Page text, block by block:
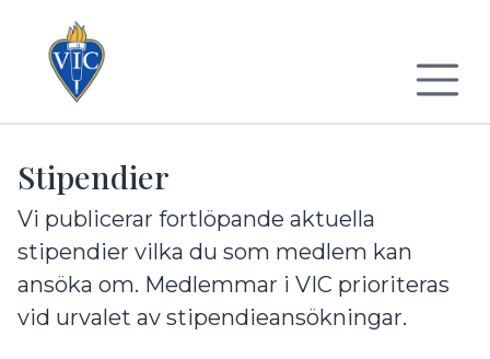
Stipendier
Vi publicerar fortlöpande aktuella
stipendier vilka du som medlem kan
ansöka om. Medlemmar i VIC prioriteras
vid urvalet av stipendieansökningar.